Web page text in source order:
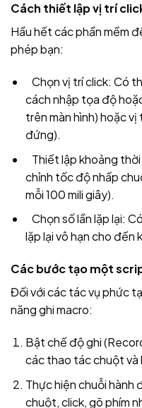
Cách thiết lập vị trí
Hầu hết các phần mềm
phép bạn:
Chọn vị trí click: Có
cách nhập tọa độ
trên màn hình) hoặc
đứng).
Thiết lập khoảng
chỉnh tốc độ nhấp
mỗi 100 mili giây).
Chọn số lần lặp lại:
lặp lại vô hạn cho đến
Các bước tạo một
Đối với các tác vụ phức
năng ghi macro:
Bật chế độ ghi
các thao tác chuột và
Thực hiện chuỗi hành
chuột, click, gõ phím